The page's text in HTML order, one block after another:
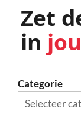
Zet
in
Selecteer
Categorie